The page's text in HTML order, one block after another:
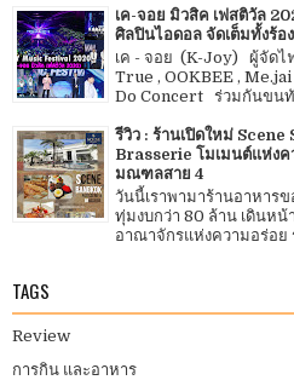
เค-จอย มิวสิค เฟสติวัล
ศิลปินไอดอล จัดเต็มทั้งร้อ
เค - จอย (K-Joy) ผู้จัด
True , OOKBEE ,
Do Concert ร่วมกันขนทั
รีวิว : ร้านเปิดใหม่
Brasserie โมเมนต์แห่ง
มณฑลสาย 4
วันนี้เราพามาร้านอาหารข
ทุ่มงบกว่า 80 ล้าน เดินหน้
อาณาจักรแห่งความอร่อย
TAGS
Review
การกิน และอาหาร